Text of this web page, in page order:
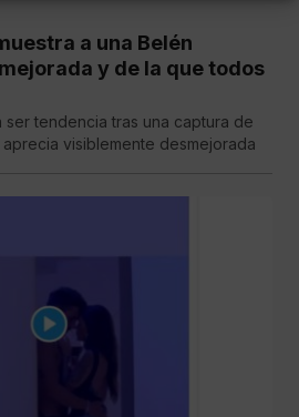
a una Belén
y de la que todos
ser tendencia tras una captura de
visiblemente desmejorada